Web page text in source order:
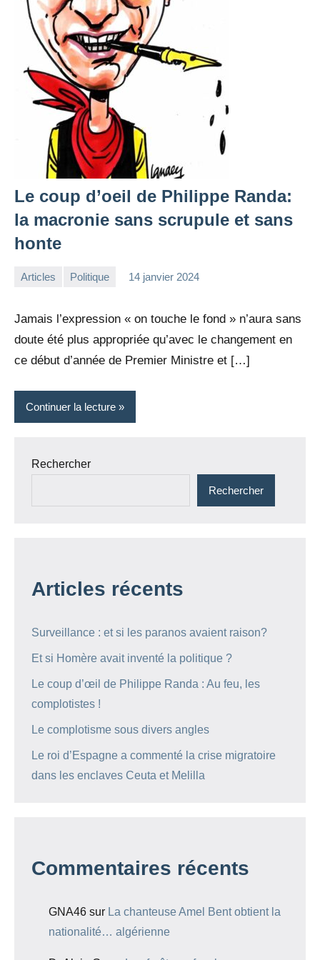
Le coup d’oeil de Philippe Randa:
la macronie sans scrupule et sans
honte
Articles Politique 14 janvier 2024
Jamais l’expression « on touche le fond » n’aura sans
doute été plus appropriée qu’avec le changement en
ce début d’année de Premier Ministre et […]
Continuer la lecture
Rechercher
Rechercher
Articles récents
Surveillance : et si les paranos avaient raison?
Et si Homère avait inventé la politique ?
Le coup d’œil de Philippe Randa : Au feu, les
complotistes !
Le complotisme sous divers angles
Le roi d’Espagne a commenté la crise migratoire
dans les enclaves Ceuta et Melilla
Commentaires récents
GNA46 sur La chanteuse Amel Bent obtient la
nationalité… algérienne